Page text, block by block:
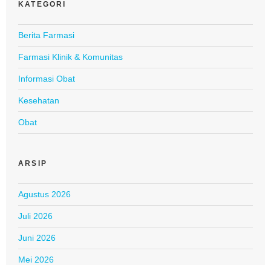
KATEGORI
Berita Farmasi
Farmasi Klinik & Komunitas
Informasi Obat
Kesehatan
Obat
ARSIP
Agustus 2026
Juli 2026
Juni 2026
Mei 2026